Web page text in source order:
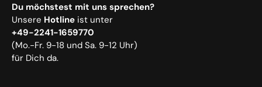
Du möchstest mit uns sprechen?
Unsere Hotline ist unter
+49-2241-1659770
(Mo.-Fr. 9-18 und Sa. 9-12 Uhr)
für Dich da.